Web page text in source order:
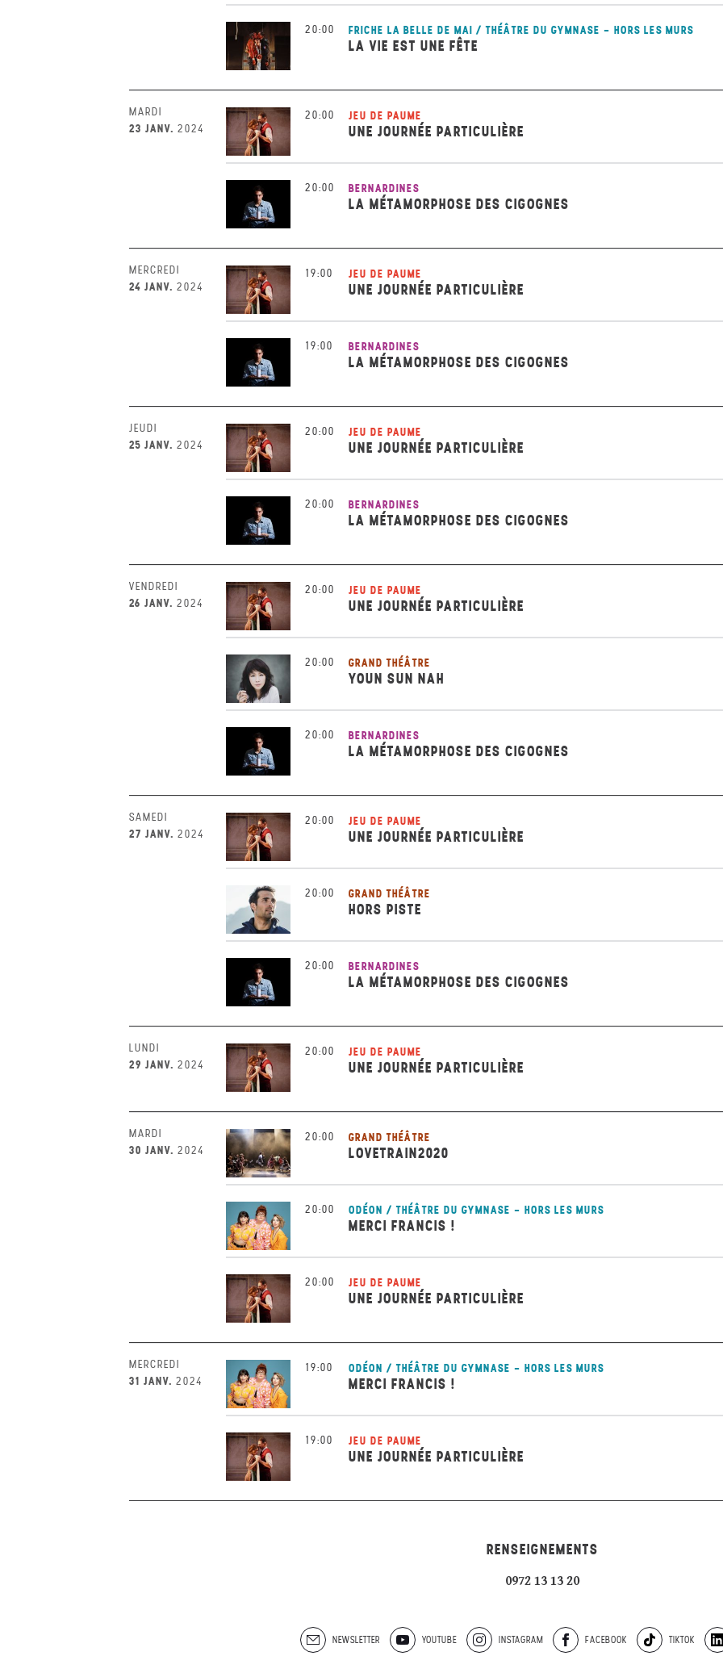
20:00 FRICHE LA BELLE DE MAI / THÉÂTRE DU GYMNASE - HORS LES MURS
LA VIE EST UNE FÊTE
MARDI
23 JANV. 2024
20:00 JEU DE PAUME
UNE JOURNÉE PARTICULIÈRE
20:00 BERNARDINES
LA MÉTAMORPHOSE DES CIGOGNES
MERCREDI
24 JANV. 2024
19:00 JEU DE PAUME
UNE JOURNÉE PARTICULIÈRE
19:00 BERNARDINES
LA MÉTAMORPHOSE DES CIGOGNES
JEUDI
25 JANV. 2024
20:00 JEU DE PAUME
UNE JOURNÉE PARTICULIÈRE
20:00 BERNARDINES
LA MÉTAMORPHOSE DES CIGOGNES
VENDREDI
26 JANV. 2024
20:00 JEU DE PAUME
UNE JOURNÉE PARTICULIÈRE
20:00 GRAND THÉÂTRE
YOUN SUN NAH
20:00 BERNARDINES
LA MÉTAMORPHOSE DES CIGOGNES
SAMEDI
27 JANV. 2024
20:00 JEU DE PAUME
UNE JOURNÉE PARTICULIÈRE
20:00 GRAND THÉÂTRE
HORS PISTE
20:00 BERNARDINES
LA MÉTAMORPHOSE DES CIGOGNES
LUNDI
29 JANV. 2024
20:00 JEU DE PAUME
UNE JOURNÉE PARTICULIÈRE
MARDI
30 JANV. 2024
20:00 GRAND THÉÂTRE
LOVETRAIN2020
20:00 ODÉON / THÉÂTRE DU GYMNASE - HORS LES MURS
MERCI FRANCIS !
20:00 JEU DE PAUME
UNE JOURNÉE PARTICULIÈRE
MERCREDI
31 JANV. 2024
19:00 ODÉON / THÉÂTRE DU GYMNASE - HORS LES MURS
MERCI FRANCIS !
19:00 JEU DE PAUME
UNE JOURNÉE PARTICULIÈRE
RENSEIGNEMENTS
0972 13 13 20
NEWSLETTER YOUTUBE INSTAGRAM FACEBOOK TIKTOK